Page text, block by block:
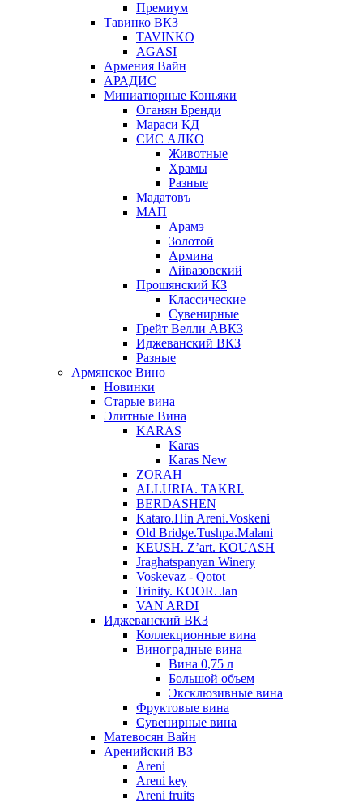
Премиум
Тавинко ВКЗ
TAVINKO
AGASI
Армения Вайн
АРАДИС
Миниатюрные Коньяки
Оганян Бренди
Мараси КД
СИС АЛКО
Животные
Храмы
Разные
Мадатовъ
МАП
Арамэ
Золотой
Армина
Айвазовский
Прошянский КЗ
Классические
Сувенирные
Грейт Велли АВКЗ
Иджеванский ВКЗ
Разные
Армянское Вино
Новинки
Старые вина
Элитные Вина
KARAS
Karas
Karas New
ZORAH
ALLURIA. TAKRI.
BERDASHEN
Kataro.Hin Areni.Voskeni
Old Bridge.Tushpa.Malani
KEUSH. Z’art. KOUASH
Jraghatspanyan Winery
Voskevaz - Qotot
Trinity. KOOR. Jan
VAN ARDI
Иджеванский ВКЗ
Коллекционные вина
Виноградные вина
Вина 0,75 л
Большой объем
Эксклюзивные вина
Фруктовые вина
Cувенирные вина
Матевосян Вайн
Аренийский ВЗ
Areni
Areni key
Areni fruits